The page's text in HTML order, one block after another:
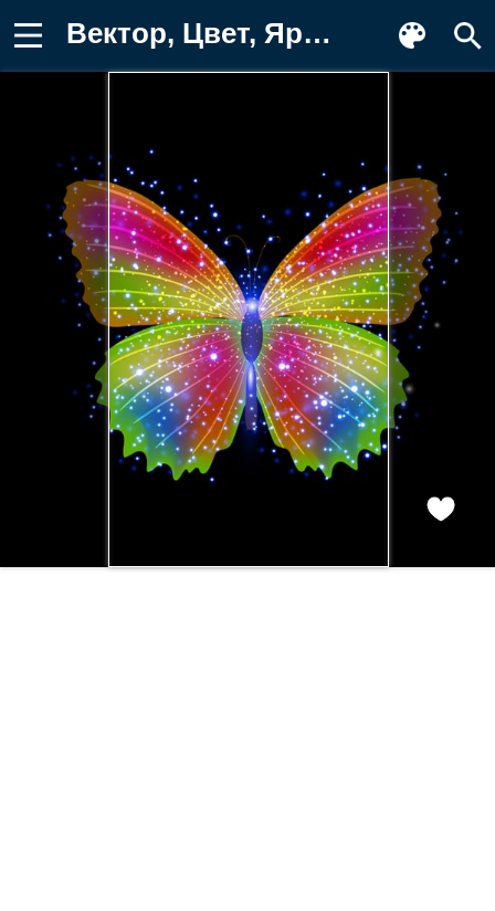
Вектор, Цвет, Ярко, Абстракция, Обои на телефон